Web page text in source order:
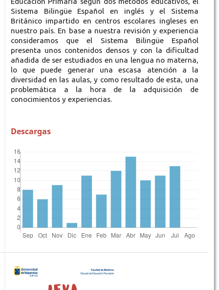
Sistema Bilingüe Español en inglés y el Sistema
Británico impartido en centros escolares ingleses en
nuestro país. En base a nuestra revisión y experiencia
consideramos que el Sistema Bilingüe Español
presenta unos contenidos densos y con la dificultad
añadida de ser estudiados en una lengua no materna,
lo que puede generar una escasa atención a la
diversidad en las aulas, y como resultado de esta, una
problemática a la hora de la adquisición de
conocimientos y experiencias.
Descargas